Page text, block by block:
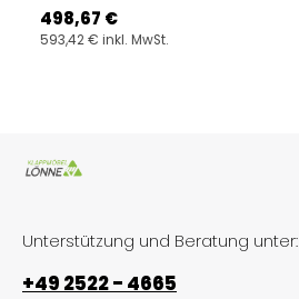
Regulärer Preis:
498,67 €
593,42 € inkl. MwSt.
Unterstützung und Beratung unter:
+49 2522 - 4665